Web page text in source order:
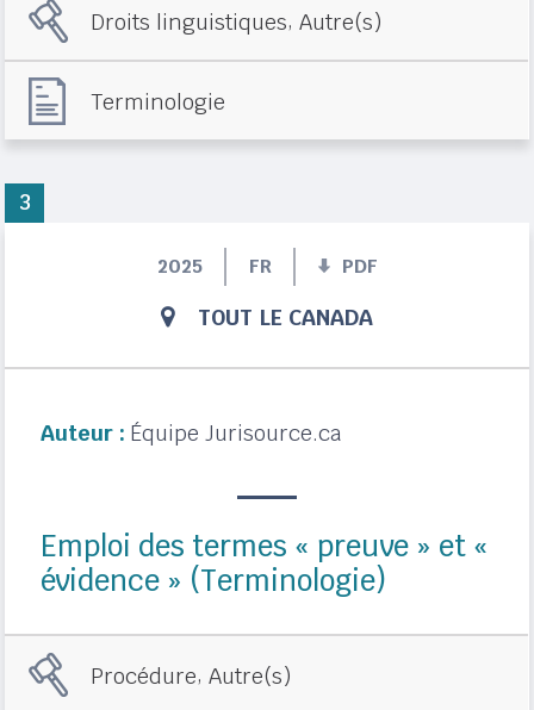
Droits linguistiques, Autre(s)
Terminologie
2025 FR PDF
TOUT LE CANADA
Auteur : Équipe Jurisource.ca
Emploi des termes « preuve » et «
évidence » (Terminologie)
Procédure, Autre(s)
3